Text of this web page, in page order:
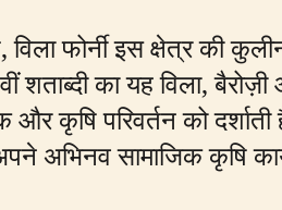
फोर्नी इस क्षेत्र की
का यह विला,
कृषि परिवर्तन को
अभिनव सामाजिक कृषि